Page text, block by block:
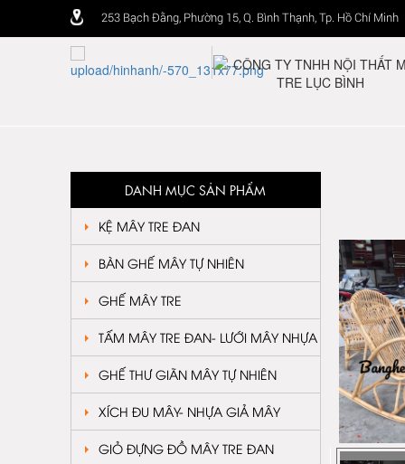
253 Bạch Đằng, Phường 15, Q. Bình Thạnh, Tp. Hồ Chí Minh
DANH MỤC SẢN PHẨM
KỆ MÂY TRE ĐAN
BÀN GHẾ MÂY TỰ NHIÊN
GHẾ MÂY TRE
TẤM MÂY TRE ĐAN- LƯỚI MÂY NHỰA
GHẾ THƯ GIÃN MÂY TỰ NHIÊN
XÍCH ĐU MÂY- NHỰA GIẢ MÂY
GIỎ ĐỰNG ĐỒ MÂY TRE ĐAN